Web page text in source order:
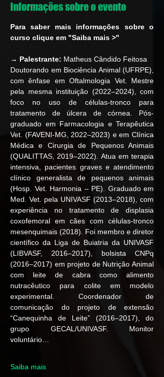
Informações sobre o evento
Para saber mais informações sobre o
curso clique em "Saiba mais >"
→ Palestrante: Matheus Cândido Feitosa
Doutorando em Biociência Animal (UFRPE),
com ênfase em Oftalmologia Vet. Mestre
pela mesma instituição (2022–2024), com
foco no uso de células-tronco para
tratamento de úlcera de córnea. Pós-
graduado em Farmacologia e Terapêutica
Vet. (FAVENI-MG, 2022–2023) e em Clínica
Médica e Cirurgia de Pequenos Animais
(QUALITTAS, 2019–2022). Atua em terapia
intensiva, pacientes graves e atendimento
clínico generalista de pequenos animais
(Hosp. Vet. Harmonia – PE). Graduado em
Med. Vet. pela UNIVASF (2013–2018), com
experiência no tratamento de displasia
coxofemoral em cães com células-tronco
mesenquimais (2018). Foi membro e diretor
científico da Liga de Buiatria da UNIVASF
(LIBVASF, 2016–2017), bolsista CNPq
(2016–2017) em projeto de Nutrição Animal
com leite de cabra como alimento
nutracêutico para colite em modelo
experimental. Coordenador de
comunicação do projeto de extensão
“Canequinha de Leite” (2016–2017), do
grupo GECAL/UNIVASF. Monitor
voluntário…
Saiba mais